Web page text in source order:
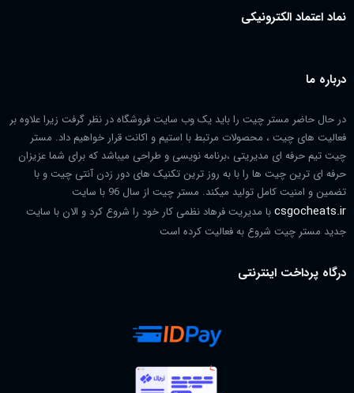
نماد اعتماد الکترونیکی
درباره ما
در حال حاضر مستر چیت را باید یک وب سایت فروشگاه در نظر گرفت زیرا علاوه بر
فعالیت های چیت ، محصولات مرتبط با استیم و اکانت قرار خواهیم داد. مستر
چیت تیم حرفه ای مدیریتی ،برنامه نویسی و طراحی میباشد که برای شما عزیزان
حرفه ای ترین چیت ها را با به روز ترین تکنیک های دور زدن آنتی چیت و با
تضمین و امنیت کامل تولید میکند. مستر چیت از سال 96 با سایت
csgocheats.irبا مدیریت فرهاد نظمی کار خود را شروع کرد و الان با سایت
جدید مستر چیت شروع به فعالیت کرده است
درگاه پرداخت اینترنتی